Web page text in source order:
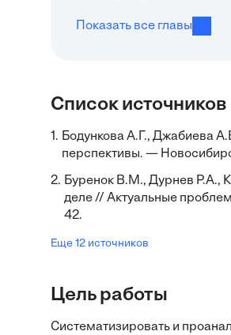
Показать все главы
Список источников
1. Бодункова А.Г., Джабиева
перспективы. —
2. Буренок В.М., Дурнев Р.А.,
деле // Актуальные
42.
Еще 12 источников
Цель работы
Систематизировать и